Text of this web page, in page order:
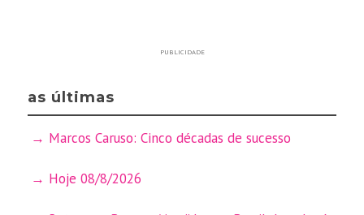
PUBLICIDADE
as últimas
Marcos Caruso: Cinco décadas de sucesso
Hoje 08/8/2026